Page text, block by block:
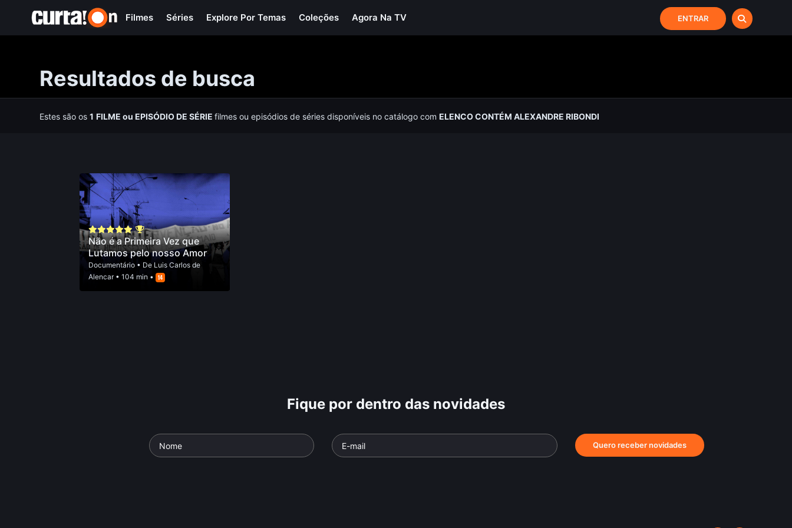
Filmes Séries Explore Por Temas Coleções Agora Na TV ENTRAR
Resultados de busca
Estes são os1 FILMEou EPISÓDIO DE SÉRIEfilmes ou episódios de séries disponíveis no catálogo comELENCO CONTÉM ALEXANDRE RIBONDI
Não é a Primeira Vez que
Lutamos pelo nosso Amor
Documentário• De Luis Carlos de
Alencar• 104 min •
Fique por dentro das novidades
Quero receber novidades